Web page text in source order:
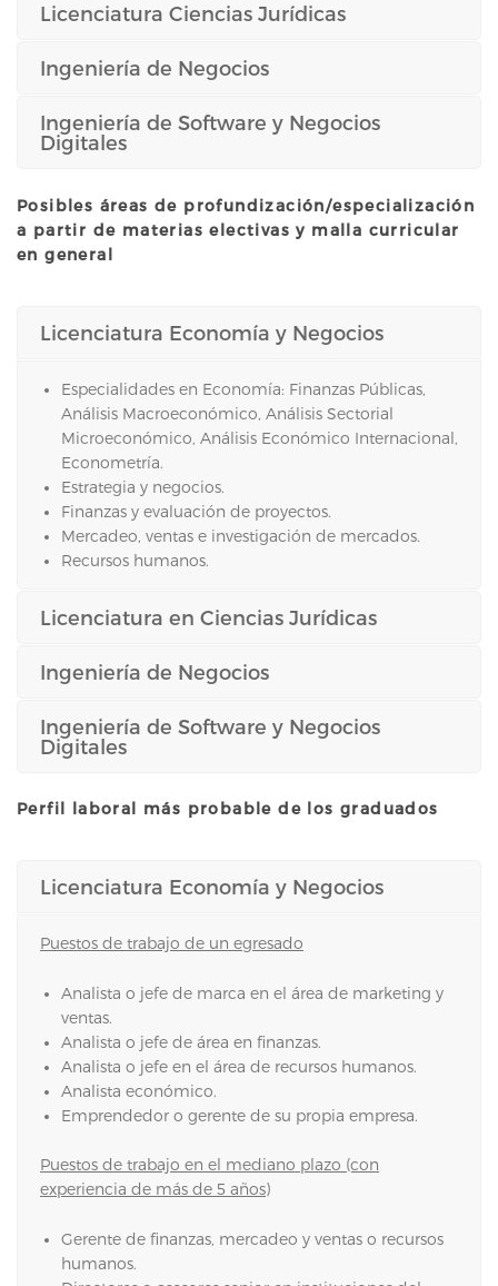
Licenciatura Ciencias Jurídicas
Ingeniería de Negocios
Ingeniería de Software y Negocios
Digitales
Posibles áreas de profundización/especialización
a partir de materias electivas y malla curricular
en general
Licenciatura Economía y Negocios
Especialidades en Economía: Finanzas Públicas,
Análisis Macroeconómico, Análisis Sectorial
Microeconómico, Análisis Económico Internacional,
Econometría.
Estrategia y negocios.
Finanzas y evaluación de proyectos.
Mercadeo, ventas e investigación de mercados.
Recursos humanos.
Licenciatura en Ciencias Jurídicas
Ingeniería de Negocios
Ingeniería de Software y Negocios
Digitales
Perfil laboral más probable de los graduados
Licenciatura Economía y Negocios
Puestos de trabajo de un egresado
Analista o jefe de marca en el área de marketing y
ventas.
Analista o jefe de área en finanzas.
Analista o jefe en el área de recursos humanos.
Analista económico.
Emprendedor o gerente de su propia empresa.
Puestos de trabajo en el mediano plazo (con
experiencia de más de 5 años)
Gerente de finanzas, mercadeo y ventas o recursos
humanos.